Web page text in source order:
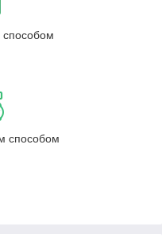
способом